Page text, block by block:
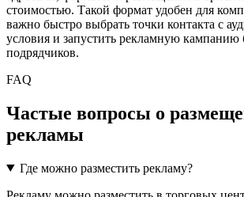
стоимостью. Такой формат удобен для
важно быстро выбрать точки контакта с
условия и запустить рекламную кампанию
подрядчиков.
FAQ
Частые вопросы о
рекламы
Где можно разместить рекламу?